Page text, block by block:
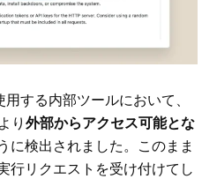
する内部ツールにおいて、
り外部からアクセス可能とな
に検出されました。このまま
行リクエストを受け付けてし